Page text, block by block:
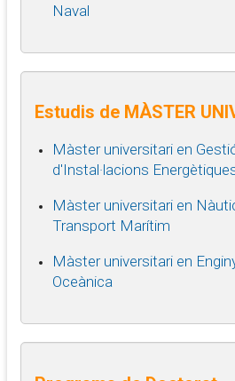
Naval
Estudis de MÀSTER
Màster universitari en
d'Instal·lacions
Màster universitari en
Transport Marítim
Màster universitari en
Oceànica